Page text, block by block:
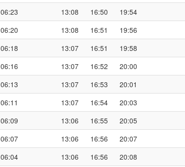
06:23 13:08 16:50 19:54
06:20 13:08 16:51 19:56
06:18 13:07 16:51 19:58
06:16 13:07 16:52 20:00
06:13 13:07 16:53 20:01
06:11 13:07 16:54 20:03
06:09 13:06 16:55 20:05
06:07 13:06 16:56 20:07
06:04 13:06 16:56 20:08